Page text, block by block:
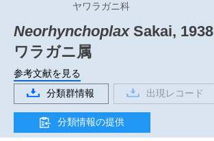
ヤワラガニ科
NeorhynchoplaxSakai, 1938
ワラガニ属
参考文献を見る
分類群情報
出現レコード
分類情報の提供